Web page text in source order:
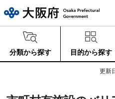
分類から探す 目的から探す
更新